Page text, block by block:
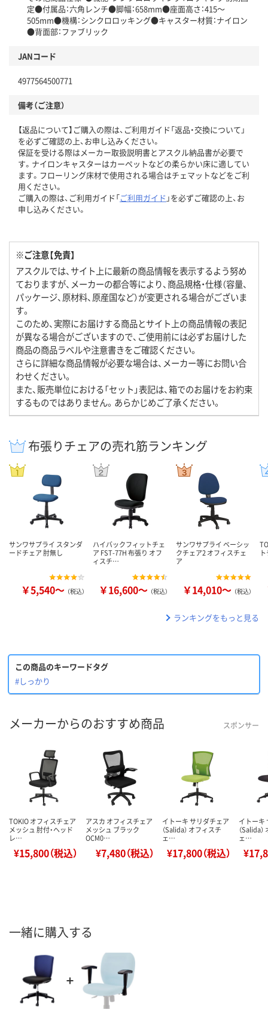
定●付属品：六角レンチ●脚幅：658mm●座面高さ：415～
505mm●機構：シンクロロッキング●キャスター材質：ナイロン
●背面部：ファブリック
JANコード
4977564500771
備考（ご注意）
【返品について】ご購入の際は、ご利用ガイド「返品・交換について」
を必ずご確認の上、お申し込みください。
保証を受ける際はメーカー取扱説明書とアスクル納品書が必要で
す。ナイロンキャスターはカーペットなどの柔らかい床に適してい
ます。フローリング床材で使用される場合はチェマットなどをご利
用ください。
ご購入の際は、ご利用ガイド「ご利用ガイド 」を必ずご確認の上、お
申し込みください。
※ご注意【免責】
アスクルでは、サイト上に最新の商品情報を表示するよう努め
ておりますが、メーカーの都合等により、商品規格・仕様（容量、
パッケージ、原材料、原産国など）が変更される場合がございま
す。
このため、実際にお届けする商品とサイト上の商品情報の表記
が異なる場合がございますので、ご使用前には必ずお届けした
商品の商品ラベルや注意書きをご確認ください。
さらに詳細な商品情報が必要な場合は、メーカー等にお問い合
わせください。
また、販売単位における「セット」表記は、箱でのお届けをお約束
するものではありません。あらかじめご了承ください。
布張りチェアの売れ筋ランキング
サンワサプライ スタンダ
ードチェア 肘無し
￥5,540～ （税込）
ハイバックフィットチェ
ア FST-77H 布張り オフ
ィスチ…
￥16,600～ （税込）
サンワサプライ ベーシッ
クチェア2 オフィスチェ
ア
￥14,010～ （税込）
ランキングをもっと見る
この商品のキーワードタグ
#しっかり
メーカーからのおすすめ商品 スポンサー
TOKIO オフィスチェア
メッシュ 肘付・ヘッド
レ…
¥15,800（税込）
アスカ オフィスチェア
メッシュ ブラック
OCM0…
¥7,480（税込）
イトーキ サリダチェア
（Salida） オフィスチ
ェ…
¥17,800（税込）
イトーキ
（Salida
ェ…
一緒に購入する